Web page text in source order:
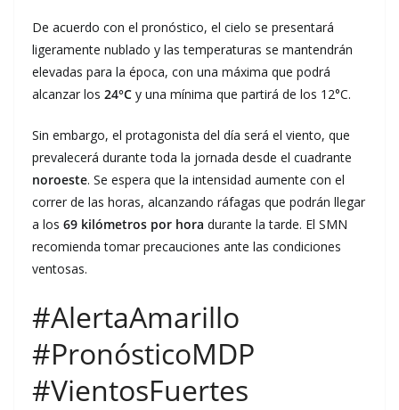
De acuerdo con el pronóstico, el cielo se presentará
ligeramente nublado y las temperaturas se mantendrán
elevadas para la época, con una máxima que podrá
alcanzar los 24°C y una mínima que partirá de los 12°C.
Sin embargo, el protagonista del día será el viento, que
prevalecerá durante toda la jornada desde el cuadrante
noroeste. Se espera que la intensidad aumente con el
correr de las horas, alcanzando ráfagas que podrán llegar
a los 69 kilómetros por hora durante la tarde. El SMN
recomienda tomar precauciones ante las condiciones
ventosas.
#AlertaAmarillo
#PronósticoMDP
#VientosFuertes